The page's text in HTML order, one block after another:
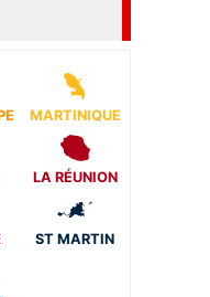
MARTINIQUE
LA RÉUNION
ST MARTIN